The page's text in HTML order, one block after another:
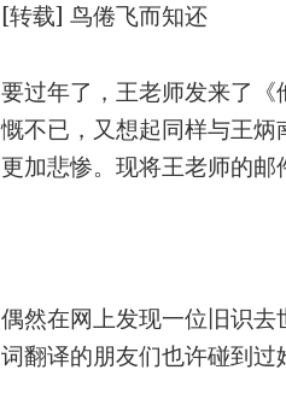
[转载] 鸟倦飞而知还
要过年了，王老师发来了
慨不已，又想起同样与王
更加悲惨。现将王老师的邮
偶然在网上发现一位旧识
词翻译的朋友们也许碰到